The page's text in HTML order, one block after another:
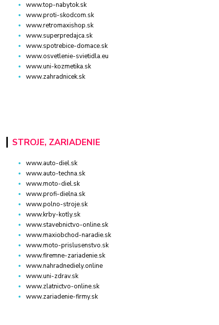
www.top-nabytok.sk
www.proti-skodcom.sk
www.retromaxishop.sk
www.superpredajca.sk
www.spotrebice-domace.sk
www.osvetlenie-svietidla.eu
www.uni-kozmetika.sk
www.zahradnicek.sk
STROJE, ZARIADENIE
www.auto-diel.sk
www.auto-techna.sk
www.moto-diel.sk
www.profi-dielna.sk
www.polno-stroje.sk
www.krby-kotly.sk
www.stavebnictvo-online.sk
www.maxiobchod-naradie.sk
www.moto-prislusenstvo.sk
www.firemne-zariadenie.sk
www.nahradnediely.online
www.uni-zdrav.sk
www.zlatnictvo-online.sk
www.zariadenie-firmy.sk